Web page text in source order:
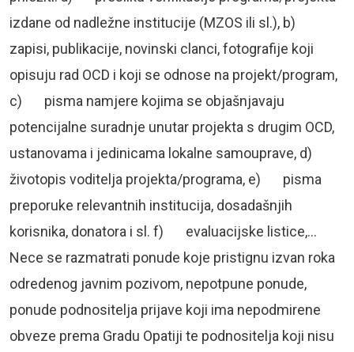
izdane od nadležne institucije (MZOS ili sl.), b)
zapisi, publikacije, novinski clanci, fotografije koji
opisuju rad OCD i koji se odnose na projekt/program,
c) pisma namjere kojima se objašnjavaju
potencijalne suradnje unutar projekta s drugim OCD,
ustanovama i jedinicama lokalne samouprave, d)
životopis voditelja projekta/programa, e) pisma
preporuke relevantnih institucija, dosadašnjih
korisnika, donatora i sl. f) evaluacijske listice,…
Nece se razmatrati ponude koje pristignu izvan roka
odredenog javnim pozivom, nepotpune ponude,
ponude podnositelja prijave koji ima nepodmirene
obveze prema Gradu Opatiji te podnositelja koji nisu